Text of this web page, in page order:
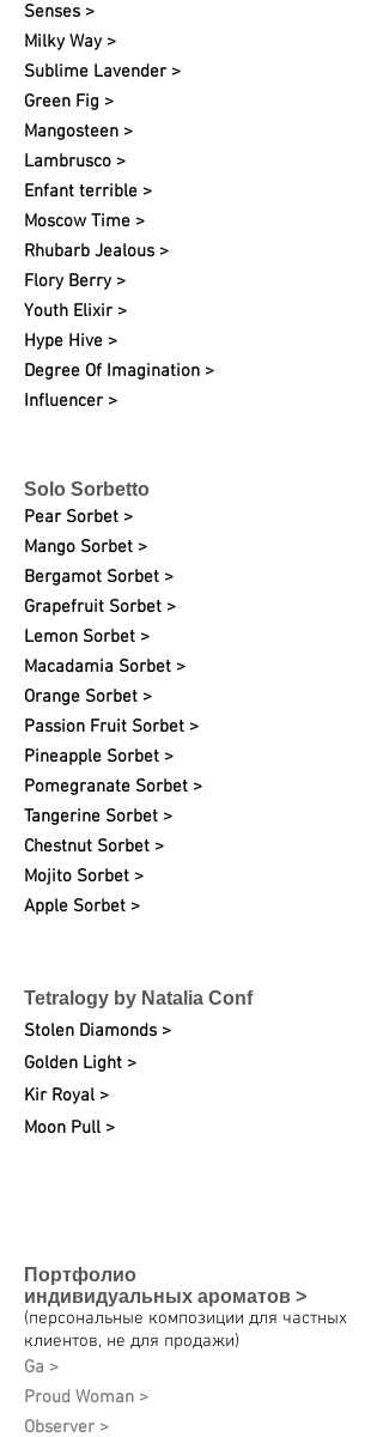
Senses >
Milky Way >
Sublime Lavender >
Green Fig >
Mangosteen >
Lambrusco >
Enfant terrible >
Moscow Time >
Rhubarb Jealous >
Flory Berry >
Youth Elixir >
Hype Hive >
Degree Of Imagination >
Influencer >
Solo Sorbetto
Pear Sorbet >
Mango Sorbet >
Bergamot Sorbet >
Grapefruit Sorbet >
Lemon Sorbet >
Macadamia Sorbet >
Orange Sorbet >
Passion Fruit Sorbet >
Pineapple Sorbet >
Pomegranate Sorbet >
Tangerine Sorbet >
Chestnut Sorbet >
Mojito Sorbet >
Apple Sorbet >
Tetralogy by Natalia Conf
Stolen Diamonds >
Golden Light >
Kir Royal >
Moon Pull >
Портфолио
индивидуальных ароматов >
(персональные композиции для частных
клиентов, не для продажи)
Ga >
Proud Woman >
Observer >